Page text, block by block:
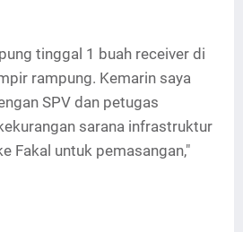
tinggal 1 buah receiver di
rampung. Kemarin saya
SPV dan petugas
sarana infrastruktur
Fakal untuk pemasangan,"